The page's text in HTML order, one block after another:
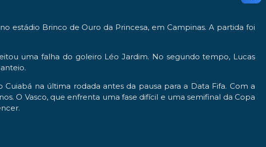
estádio Brinco de Ouro da Princesa, em Campinas. A partida foi
uma falha do goleiro Léo Jardim. No segundo tempo, Lucas
na última rodada antes da pausa para a Data Fifa. Com a
O Vasco, que enfrenta uma fase difícil e uma semifinal da Copa